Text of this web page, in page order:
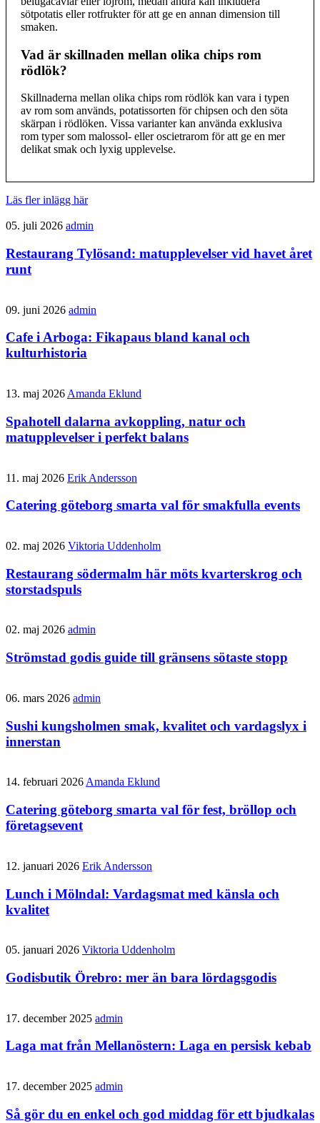
sötpotatis eller rotfrukter för att ge en annan dimension till
smaken.
Vad är skillnaden mellan olika chips rom
rödlök?
Skillnaderna mellan olika chips rom rödlök kan vara i typen
av rom som används, potatissorten för chipsen och den söta
skärpan i rödlöken. Vissa varianter kan använda exklusiva
rom typer som malossol- eller oscietrarom för att ge en mer
delikat smak och lyxig upplevelse.
Läs fler inlägg här
05. juli 2026 admin
Restaurang Tylösand: matupplevelser vid havet året
runt
09. juni 2026 admin
Cafe i Arboga: Fikapaus bland kanal och
kulturhistoria
13. maj 2026 Amanda Eklund
Spahotell dalarna avkoppling, natur och
matupplevelser i perfekt balans
11. maj 2026 Erik Andersson
Catering göteborg smarta val för smakfulla events
02. maj 2026 Viktoria Uddenholm
Restaurang södermalm här möts kvarterskrog och
storstadspuls
02. maj 2026 admin
Strömstad godis guide till gränsens sötaste stopp
06. mars 2026 admin
Sushi kungsholmen smak, kvalitet och vardagslyx i
innerstan
14. februari 2026 Amanda Eklund
Catering göteborg smarta val för fest, bröllop och
företagsevent
12. januari 2026 Erik Andersson
Lunch i Mölndal: Vardagsmat med känsla och
kvalitet
05. januari 2026 Viktoria Uddenholm
Godisbutik Örebro: mer än bara lördagsgodis
17. december 2025 admin
Laga mat från Mellanöstern: Laga en persisk kebab
17. december 2025 admin
Så gör du en enkel och god middag för ett bjudkalas